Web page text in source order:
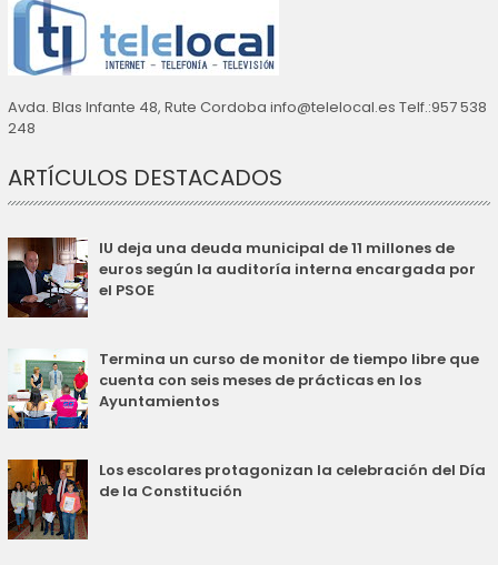
Avda. Blas Infante 48, Rute Cordoba info@telelocal.es Telf.:957 538
248
ARTÍCULOS DESTACADOS
IU deja una deuda municipal de 11 millones de
euros según la auditoría interna encargada por
el PSOE
Termina un curso de monitor de tiempo libre que
cuenta con seis meses de prácticas en los
Ayuntamientos
Los escolares protagonizan la celebración del Día
de la Constitución